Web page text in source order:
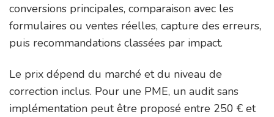
conversions principales, comparaison avec les
formulaires ou ventes réelles, capture des erreurs,
puis recommandations classées par impact.
Le prix dépend du marché et du niveau de
correction inclus. Pour une PME, un audit sans
implémentation peut être proposé entre 250 € et